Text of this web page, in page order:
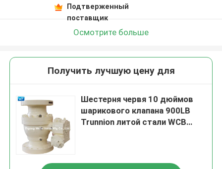
Подтверженный
поставщик
Осмотрите больше
Получить лучшую цену для
Шестерня червя 10 дюймов
шарикового клапана 900LB
Trunnion литой стали WCB